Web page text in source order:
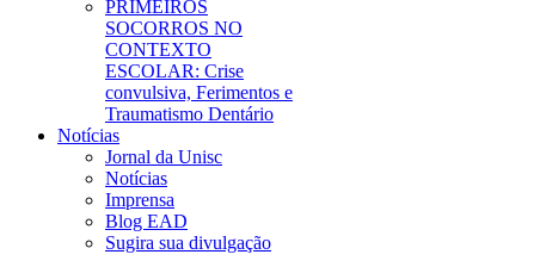
PRIMEIROS
SOCORROS NO
CONTEXTO
ESCOLAR: Crise
convulsiva, Ferimentos e
Traumatismo Dentário
Notícias
Jornal da Unisc
Notícias
Imprensa
Blog EAD
Sugira sua divulgação